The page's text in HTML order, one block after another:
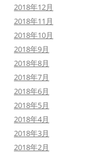
2018年12月
2018年11月
2018年10月
2018年9月
2018年8月
2018年7月
2018年6月
2018年5月
2018年4月
2018年3月
2018年2月